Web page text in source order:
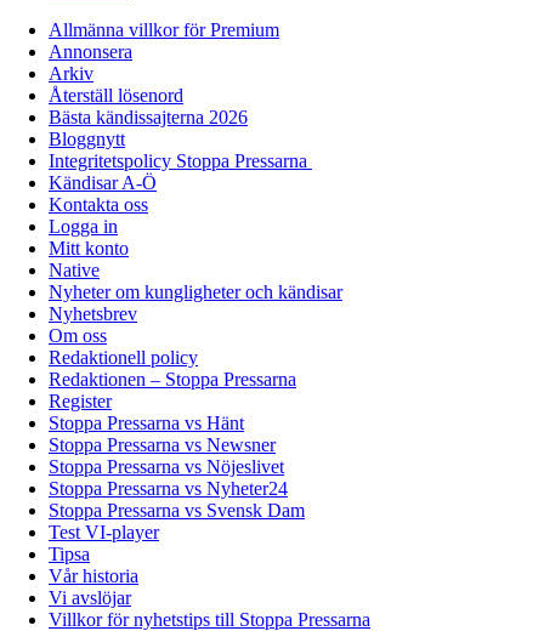
Allmänna villkor för Premium
Annonsera
Arkiv
Återställ lösenord
Bästa kändissajterna 2026
Bloggnytt
Integritetspolicy Stoppa Pressarna
Kändisar A-Ö
Kontakta oss
Logga in
Mitt konto
Native
Nyheter om kungligheter och kändisar
Nyhetsbrev
Om oss
Redaktionell policy
Redaktionen – Stoppa Pressarna
Register
Stoppa Pressarna vs Hänt
Stoppa Pressarna vs Newsner
Stoppa Pressarna vs Nöjeslivet
Stoppa Pressarna vs Nyheter24
Stoppa Pressarna vs Svensk Dam
Test VI-player
Tipsa
Vår historia
Vi avslöjar
Villkor för nyhetstips till Stoppa Pressarna